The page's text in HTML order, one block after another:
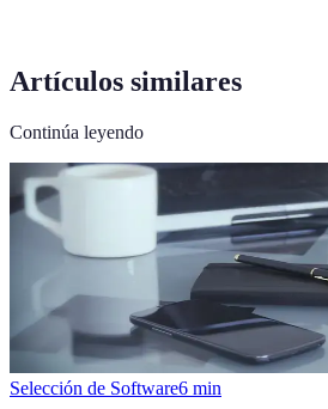
Artículos similares
Continúa leyendo
Selección de Software6 min